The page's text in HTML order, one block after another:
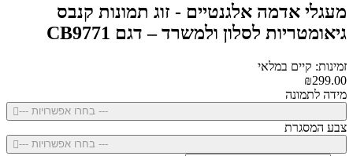
מעגלי אדמה אלגנטיים - זוג תמונות קנבס
גיאומטריות לסלון ולמשרד – דגם CB9771
זמינות: קיים במלאי
₪299.00
מידה לתמונה
--- בחרו אפשרויות ---
צבע המסגרת
--- בחרו אפשרויות ---